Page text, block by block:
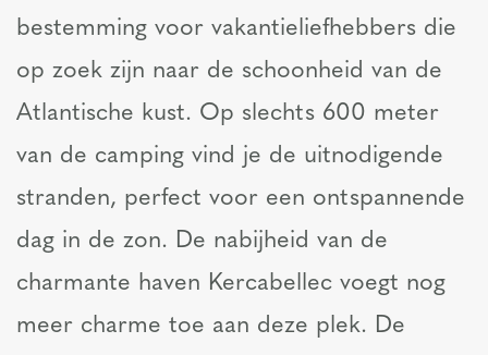
bestemming voor vakantieliefhebbers die
op zoek zijn naar de schoonheid van de
Atlantische kust. Op slechts 600 meter
van de camping vind je de uitnodigende
stranden, perfect voor een ontspannende
dag in de zon. De nabijheid van de
charmante haven Kercabellec voegt nog
meer charme toe aan deze plek. De